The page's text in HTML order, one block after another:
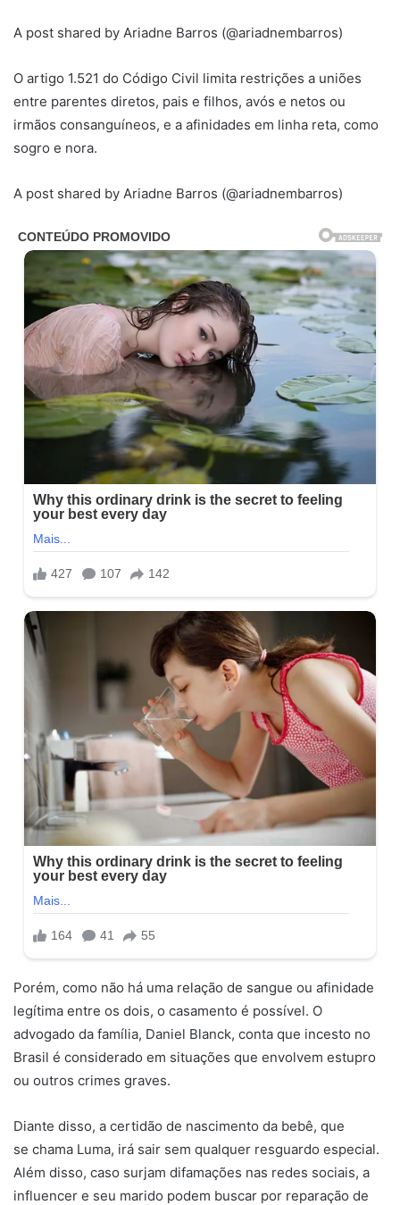
A post shared by Ariadne Barros (@ariadnembarros)
O artigo 1.521 do Código Civil limita restrições a uniões
entre parentes diretos, pais e filhos, avós e netos ou
irmãos consanguíneos, e a afinidades em linha reta, como
sogro e nora.
A post shared by Ariadne Barros (@ariadnembarros)
Porém, como não há uma relação de sangue ou afinidade
legítima entre os dois, o casamento é possível. O
advogado da família, Daniel Blanck, conta que incesto no
Brasil é considerado em situações que envolvem estupro
ou outros crimes graves.
Diante disso, a certidão de nascimento da bebê, que
se chama Luma, irá sair sem qualquer resguardo especial.
Além disso, caso surjam difamações nas redes sociais, a
influencer e seu marido podem buscar por reparação de